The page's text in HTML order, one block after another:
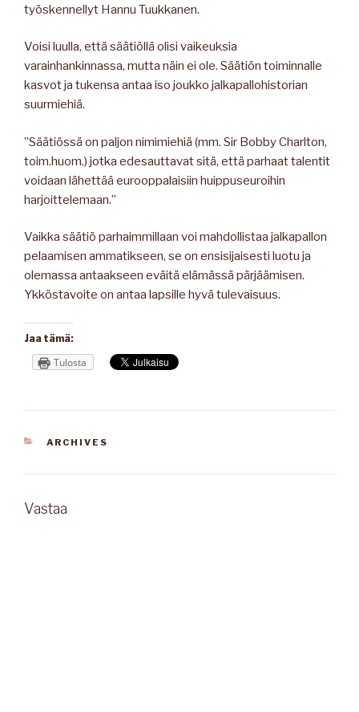
työskennellyt Hannu Tuukkanen.
Voisi luulla, että säätiöllä olisi vaikeuksia
varainhankinnassa, mutta näin ei ole. Säätiön toiminnalle
kasvot ja tukensa antaa iso joukko jalkapallohistorian
suurmiehiä.
”Säätiössä on paljon nimimiehiä (mm. Sir Bobby Charlton,
toim.huom.) jotka edesauttavat sitä, että parhaat talentit
voidaan lähettää eurooppalaisiin huippuseuroihin
harjoittelemaan.”
Vaikka säätiö parhaimmillaan voi mahdollistaa jalkapallon
pelaamisen ammatikseen, se on ensisijaisesti luotu ja
olemassa antaakseen eväitä elämässä pärjäämisen.
Ykköstavoite on antaa lapsille hyvä tulevaisuus.
Jaa tämä:
Tulosta
KATEGORIAT
ARCHIVES
Vastaa